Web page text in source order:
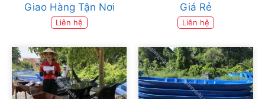
Giao Hàng Tận Nơi
Liên hệ
Giá Rẻ
Liên hệ